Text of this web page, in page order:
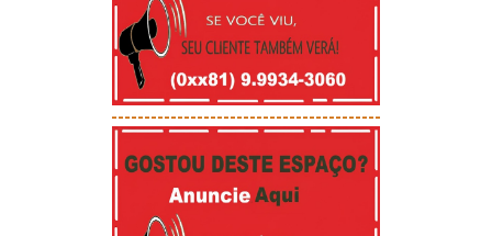
-----------------------------------------